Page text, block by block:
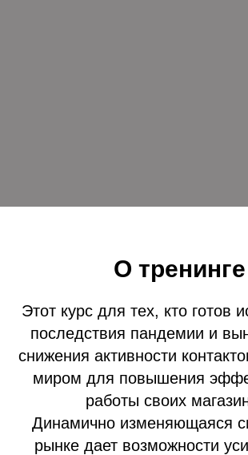
О тренинге
Этот курс для тех, кто готов
последствия пандемии и
снижения активности
миром для повышения
работы своих
Динамично изменяющаяся
рынке дает возможности